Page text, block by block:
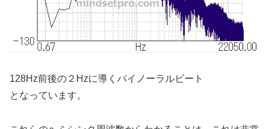
128Hz前後の２Hzに導くバイノーラルビート
となっています。